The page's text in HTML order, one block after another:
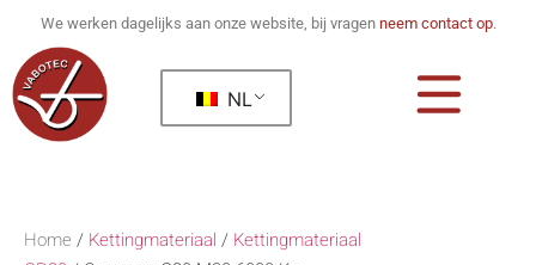
We werken dagelijks aan onze website, bij vragen neem contact op.
NL
Home / Kettingmateriaal / Kettingmateriaal